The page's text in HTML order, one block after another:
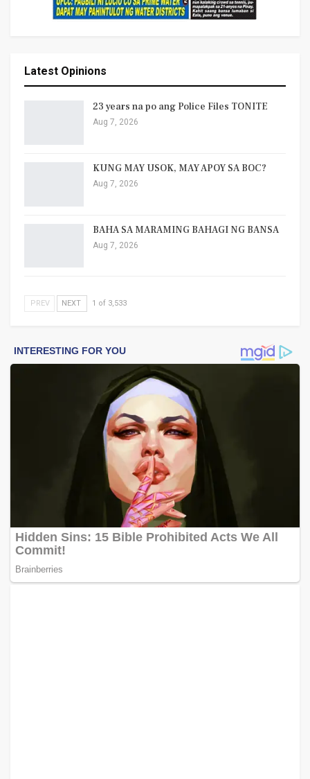
Latest Opinions
23 years na po ang Police Files TONITE
Aug 7, 2026
KUNG MAY USOK, MAY APOY SA BOC?
Aug 7, 2026
BAHA SA MARAMING BAHAGI NG BANSA
Aug 7, 2026
PREV NEXT 1 of 3,533